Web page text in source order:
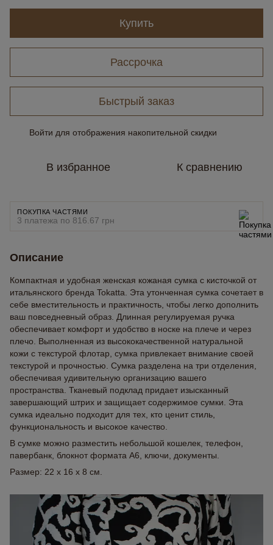
Купить
Рассрочка
Быстрый заказ
Войти для отображения накопительной скидки
В избранное К сравнению
ПОКУПКА ЧАСТЯМИ
3 платежа по 816.67 грн
Описание
Компактная и удобная женская кожаная сумка с кисточкой от
итальянского бренда Tokatta. Эта утонченная сумка сочетает в
себе вместительность и практичность, чтобы легко дополнить
ваш повседневный образ. Длинная регулируемая ручка
обеспечивает комфорт и удобство в носке на плече и через
плечо. Выполненная из высококачественной натуральной
кожи с текстурой флотар, сумка привлекает внимание своей
текстурой и прочностью. Сумка разделена на три отделения,
обеспечивая удивительную организацию вашего
пространства. Тканевый подклад придает изысканный
завершающий штрих и защищает содержимое сумки. Эта
сумка идеально подходит для тех, кто ценит стиль,
функциональность и высокое качество.
В сумке можно разместить небольшой кошелек, телефон,
павербанк, блокнот формата А6, ключи, документы.
Размер: 22 x 16 x 8 см.